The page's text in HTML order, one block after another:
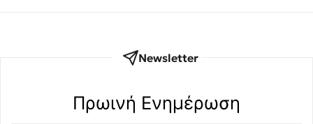
Newsletter
Πρωινή Eνημέρωση